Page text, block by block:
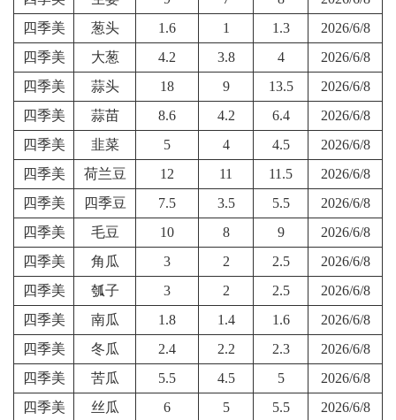
四季美
葱头 1.6 1 1.3
2026/6/8
四季美
大葱 4.2 3.8 4
2026/6/8
四季美
蒜头 18 9 13.5
2026/6/8
四季美
蒜苗 8.6 4.2 6.4
2026/6/8
四季美
韭菜 5 4 4.5
2026/6/8
四季美
荷兰豆 12 11 11.5
2026/6/8
四季美
四季豆 7.5 3.5 5.5
2026/6/8
四季美
毛豆 10 8 9
2026/6/8
四季美
角瓜 3 2 2.5
2026/6/8
四季美
瓠子 3 2 2.5
2026/6/8
四季美
南瓜 1.8 1.4 1.6
2026/6/8
四季美
冬瓜 2.4 2.2 2.3
2026/6/8
四季美
苦瓜 5.5 4.5 5
2026/6/8
四季美
丝瓜 6 5 5.5
2026/6/8